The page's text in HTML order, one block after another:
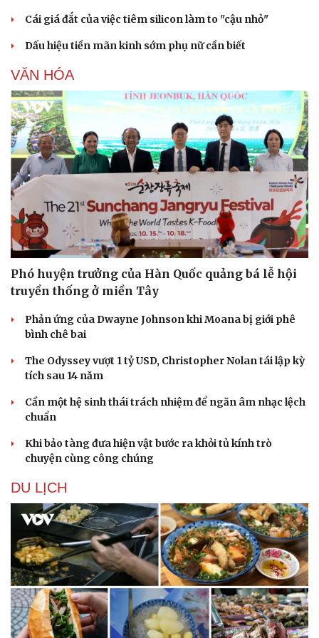
Văn hóa
Sân khấu - Điện ảnh
Văn học
Âm nhạc
Di sản
Giải trí
Nghệ sĩ
Thời trang
Sao Việt
Cái giá đắt của việc tiêm silicon làm to "cậu nhỏ"
Dấu hiệu tiền mãn kinh sớm phụ nữ cần biết
VĂN HÓA
Phó huyện trưởng của Hàn Quốc quảng bá lễ hội
truyền thống ở miền Tây
Phản ứng của Dwayne Johnson khi Moana bị giới phê
bình chê bai
The Odyssey vượt 1 tỷ USD, Christopher Nolan tái lập kỳ
tích sau 14 năm
Cần một hệ sinh thái trách nhiệm để ngăn âm nhạc lệch
chuẩn
Khi bảo tàng đưa hiện vật bước ra khỏi tủ kính trò
chuyện cùng công chúng
DU LỊCH